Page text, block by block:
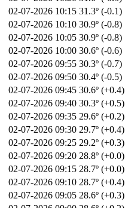
02-07-2026 10:15 31.3º (-0.1)
02-07-2026 10:10 30.9º (-0.8)
02-07-2026 10:05 30.9º (-0.8)
02-07-2026 10:00 30.6º (-0.6)
02-07-2026 09:55 30.3º (-0.7)
02-07-2026 09:50 30.4º (-0.5)
02-07-2026 09:45 30.6º (+0.4)
02-07-2026 09:40 30.3º (+0.5)
02-07-2026 09:35 29.6º (+0.2)
02-07-2026 09:30 29.7º (+0.4)
02-07-2026 09:25 29.2º (+0.3)
02-07-2026 09:20 28.8º (+0.0)
02-07-2026 09:15 28.7º (+0.0)
02-07-2026 09:10 28.7º (+0.4)
02-07-2026 09:05 28.6º (+0.3)